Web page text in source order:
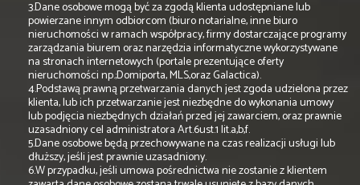
3.Dane osobowe mogą być za zgodą klienta udostępniane lub
powierzane innym odbiorcom (biuro notarialne, inne biuro
nieruchomości w ramach współpracy, firmy dostarczające programy
zarządzania biurem oraz narzędzia informatyczne wykorzystywane
na stronach internetowych (portale prezentujące oferty
nieruchomości np.;Domiporta, MLS,oraz Galactica).
4.Podstawą prawną przetwarzania danych jest zgoda udzielona przez
klienta, lub ich przetwarzanie jest niezbędne do wykonania umowy
lub podjęcia niezbędnych działań przed jej zawarciem, oraz prawnie
uzasadniony cel administratora Art.6ust.1 lit.a,b,f.
5.Dane osobowe będą przechowywane na czas realizacji usługi lub
dłuższy, jeśli jest prawnie uzasadniony.
6.W przypadku, jeśli umowa pośrednictwa nie zostanie z klientem